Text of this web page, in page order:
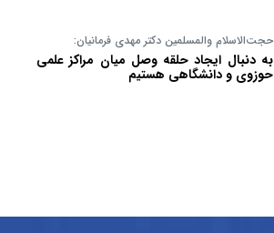
حجت‌الاسلام والمسلمین دکتر مهدی فرمانیان:
به دنبال ایجاد حلقه وصل میان مراکز علمی
حوزوی و دانشگاهی هستیم